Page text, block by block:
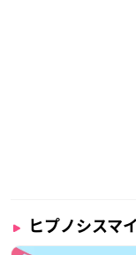
ヒプノシスマ